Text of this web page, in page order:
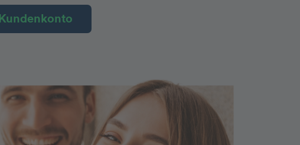
Kundenkonto